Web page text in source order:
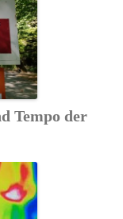
Tempo der